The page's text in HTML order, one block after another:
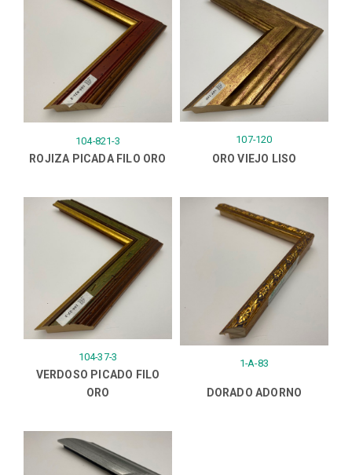
104-821-3
ROJIZA PICADA FILO ORO
107-120
ORO VIEJO LISO
104-37-3
VERDOSO PICADO FILO
ORO
1-A-83
DORADO ADORNO